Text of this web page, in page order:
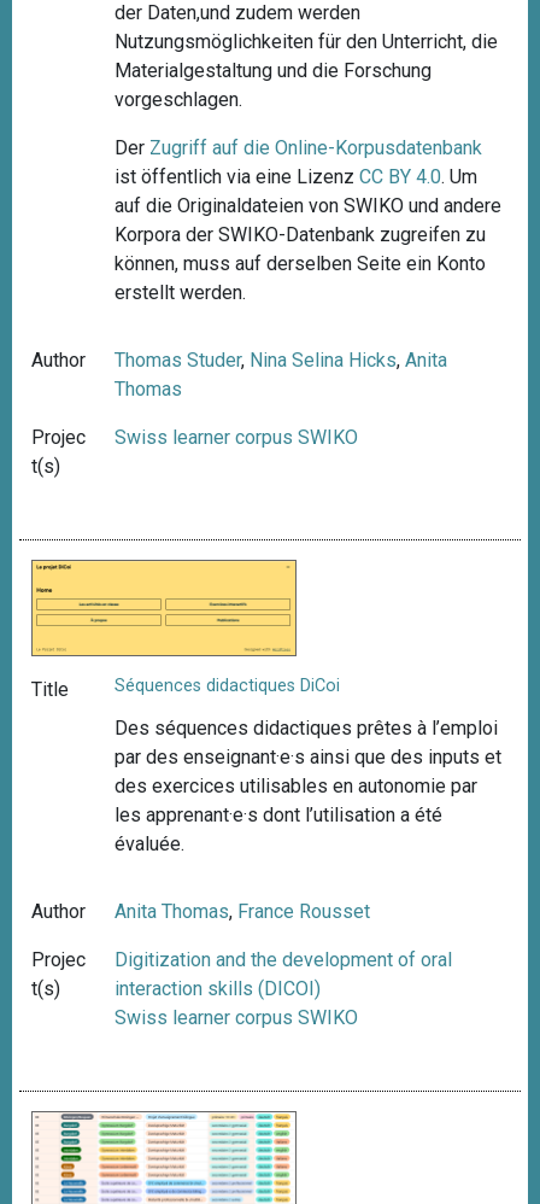
der Daten,und zudem werden
Nutzungsmöglichkeiten für den Unterricht, die
Materialgestaltung und die Forschung
vorgeschlagen.
Der Zugriff auf die Online-Korpusdatenbank
ist öffentlich via eine LizenzCC BY 4.0. Um
auf die Originaldateien von SWIKO und andere
Korpora der SWIKO-Datenbank zugreifen zu
können, muss auf derselben Seite ein Konto
erstellt werden.
Author Thomas Studer, Nina Selina Hicks,Anita
Thomas
Projec
t(s)
Swiss learner corpus SWIKO
Title Séquences didactiques DiCoi
Des séquences didactiques prêtes à l’emploi
par des enseignant·e·s ainsi que des inputs et
des exercices utilisables en autonomie par
les apprenant·e·s dont l’utilisation a été
évaluée.
Author Anita Thomas, France Rousset
Projec
t(s)
Digitization and the development of oral
interaction skills (DICOI)
Swiss learner corpus SWIKO